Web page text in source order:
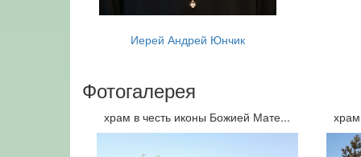
Иерей Андрей Юнчик
Фотогалерея
храм в честь иконы Божией Мате...